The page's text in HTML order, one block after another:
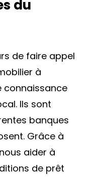
du
de faire appel
à
connaissance
Ils sont
banques
Grâce à
aider à
de prêt